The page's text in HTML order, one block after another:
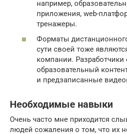
например,
приложения, web-
тренажеры.
Форматы
сути своей тоже
компании.
образовательный
и предзаписанные
Необходимые навыки
Очень часто мне приходится
людей сожаления о том, что их